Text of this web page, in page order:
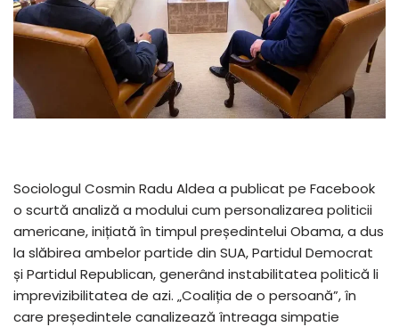
Sociologul Cosmin Radu Aldea a publicat pe Facebook
o scurtă analiză a modului cum personalizarea politicii
americane, inițiată în timpul președintelui Obama, a dus
la slăbirea ambelor partide din SUA, Partidul Democrat
și Partidul Republican, generând instabilitatea politică li
imprevizibilitatea de azi. „Coaliția de o persoană”, în
care președintele canalizează întreaga simpatie